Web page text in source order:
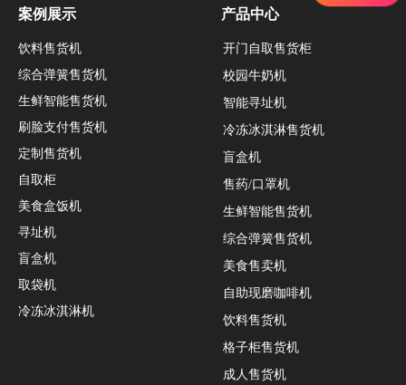
饮料售货机
综合弹簧售货机
生鲜智能售货机
刷脸支付售货机
定制售货机
自取柜
美食盒饭机
寻址机
盲盒机
取袋机
冷冻冰淇淋机
案例展示 产品中心
开门自取售货柜
校园牛奶机
智能寻址机
冷冻冰淇淋售货机
盲盒机
售药/口罩机
生鲜智能售货机
综合弹簧售货机
美食售卖机
自助现磨咖啡机
饮料售货机
格子柜售货机
成人售货机